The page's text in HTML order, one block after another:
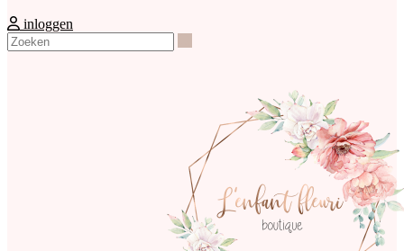
inloggen